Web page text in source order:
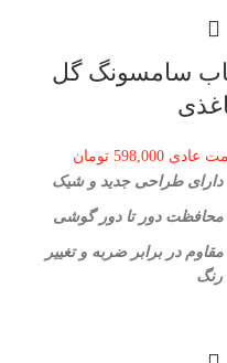
سامسونگ گل
عادی 598,000 تومان
دارای طراحی جدید و شیک
محافظت دور تا دور گوشی
مقاوم در برابر ضربه و تغییر
رنگ